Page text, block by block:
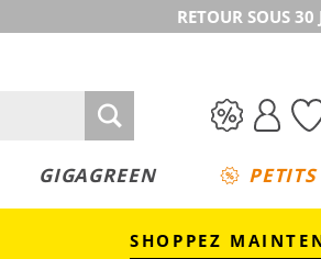
RETOUR SOUS 30
GIGAGREEN
SHOPPEZ